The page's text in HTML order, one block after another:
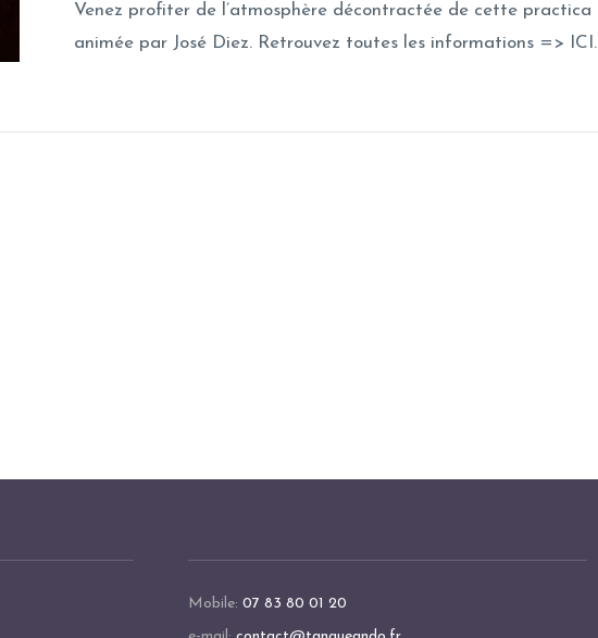
Venez profiter de l’atmosphère décontractée de cette practica
animée par José Diez. Retrouvez toutes les informations => ICI.
Mobile: 07 83 80 01 20